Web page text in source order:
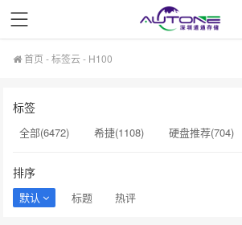
首页 -标签云- H100
标签
全部(6472) 希捷(1108)
硬盘推荐(704)
NAS硬盘(593)
希捷硬盘(553)
排序
默认 标题 热评